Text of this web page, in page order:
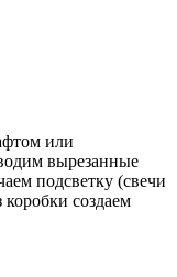
или
вырезанные
подсветку (свечи
создаем